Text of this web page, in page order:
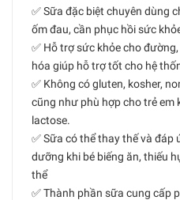
✅ Sữa đặc biệt chuyên dùng
ốm đau, cần phục hồi sức
✅ Hỗ trợ sức khỏe cho
hóa giúp hỗ trợ tốt cho hệ
✅ Không có gluten, kosher,
cũng như phù hợp cho trẻ em
lactose.
✅ Sữa có thể thay thế và
dưỡng khi bé biếng ăn, thiếu
thể
✅ Thành phần sữa cung cấp